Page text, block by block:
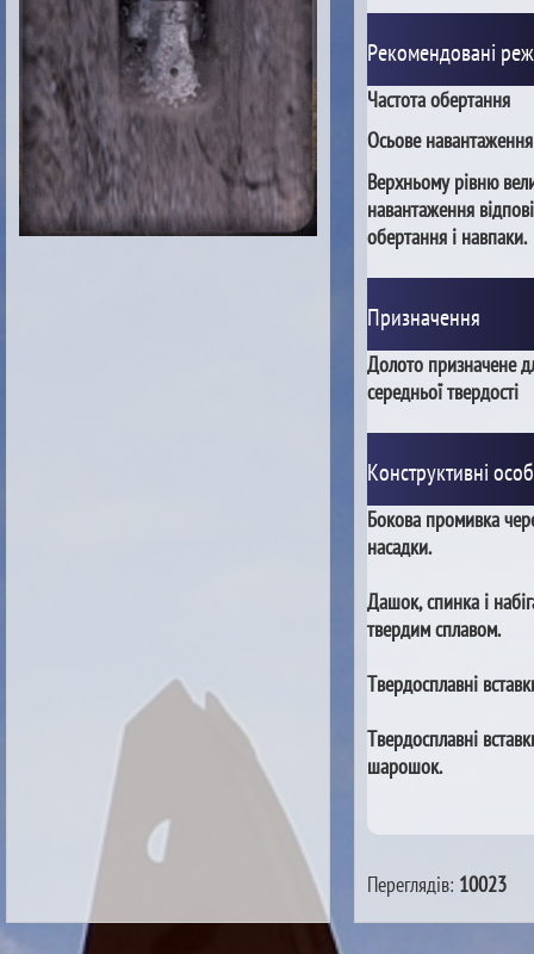
Рекомендовані
Частота обертання
Осьове навантаження
Верхньому рівню
навантаження
обертання і навпаки.
Призначення
Долото призначене
середньої твердості
Конструктивні
Бокова промивка
насадки.
Дашок, спинка і
твердим сплавом.
Твердосплавні
Твердосплавні
шарошок.
Переглядів: 10023